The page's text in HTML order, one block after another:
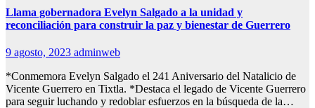
Llama gobernadora Evelyn Salgado a la unidad y
reconciliación para construir la paz y bienestar de Guerrero
9 agosto, 2023 adminweb
*Conmemora Evelyn Salgado el 241 Aniversario del Natalicio de
Vicente Guerrero en Tixtla. *Destaca el legado de Vicente Guerrero
para seguir luchando y redoblar esfuerzos en la búsqueda de la…